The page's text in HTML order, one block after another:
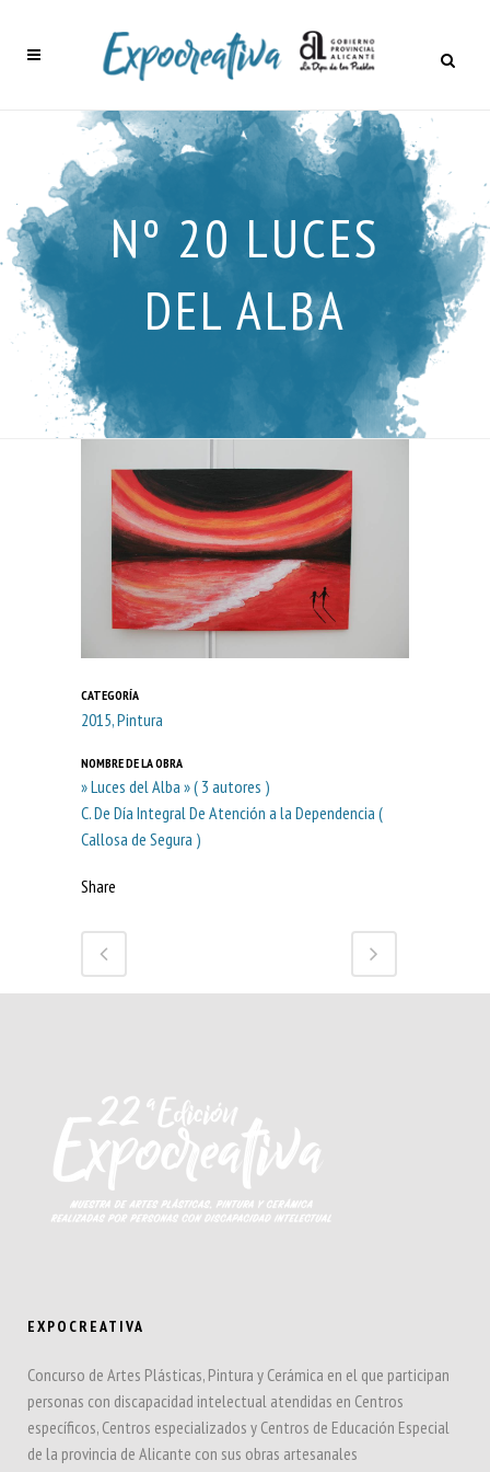
Nº 20 LUCES
DEL ALBA
CATEGORÍA
2015, Pintura
NOMBRE DE LA OBRA
» Luces del Alba » ( 3 autores )
C. De Día Integral De Atención a la Dependencia (
Callosa de Segura )
Share
EXPOCREATIVA
Concurso de Artes Plásticas, Pintura y Cerámica en el que participan
personas con discapacidad intelectual atendidas en Centros
específicos, Centros especializados y Centros de Educación Especial
de la provincia de Alicante con sus obras artesanales